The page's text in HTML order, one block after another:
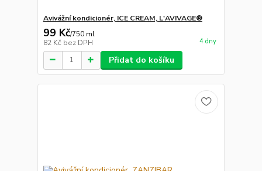
Avivážní kondicionér, ICE CREAM, L'AVIVAGE®
99 Kč/750 ml
82 Kč bez DPH 4 dny
Přidat do košíku